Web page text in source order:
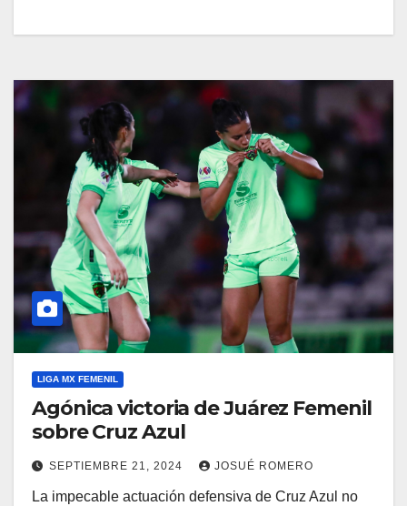
LIGA MX FEMENIL
Agónica victoria de Juárez Femenil
sobre Cruz Azul
SEPTIEMBRE 21, 2024 JOSUÉ ROMERO
La impecable actuación defensiva de Cruz Azul no